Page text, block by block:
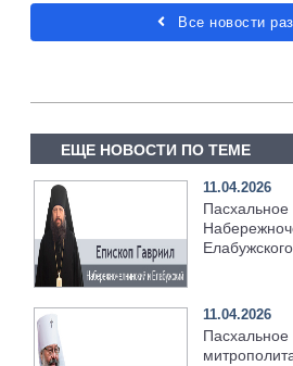
Все новости
ЕЩЕ НОВОСТИ ПО ТЕМЕ
11.04.2026
Пасхальное
11.04.2026
Пасхальное